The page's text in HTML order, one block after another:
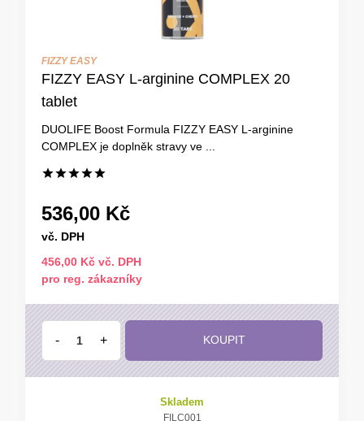
FIZZY EASY
FIZZY EASY L-arginine COMPLEX 20
tablet
DUOLIFE Boost Formula FIZZY EASY L-arginine
COMPLEX je doplněk stravy ve ...
536,00 Kč
vč. DPH
456,00 Kč vč. DPH
pro reg. zákazníky
- + KOUPIT
Skladem
FILC001